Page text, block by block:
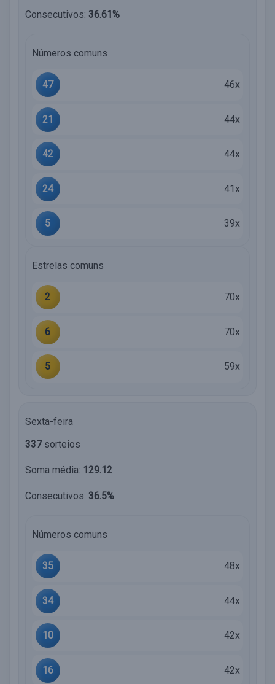
Consecutivos: 36.61%
Números comuns
47 46x
21 44x
42 44x
24 41x
5 39x
Estrelas comuns
2 70x
6 70x
5 59x
Sexta-feira
337sorteios
Soma média: 129.12
Consecutivos: 36.5%
Números comuns
35 48x
34 44x
10 42x
16 42x